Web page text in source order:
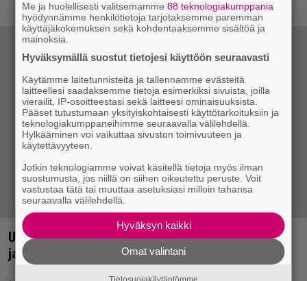
Uutistulva: QOTSA, Bon Jovi, Lou Reed, Disclosure
ja Nile Rodgers, Neneh Cherry
Me ja huolellisesti valitsemamme88 teknologiakumppania
hyödynnämme henkilötietoja tarjotaksemme paremman
käyttäjäkokemuksen sekä kohdentaaksemme sisältöä ja
mainoksia.
Hyväksymällä suostut tietojesi käyttöön seuraavasti
Käytämme laitetunnisteita ja tallennamme evästeitä
laitteellesi saadaksemme tietoja esimerkiksi sivuista, joilla
vierailit, IP-osoitteestasi sekä laitteesi ominaisuuksista.
Pääset tutustumaan yksityiskohtaisesti käyttötarkoituksiin ja
teknologiakumppaneihimme seuraavalla välilehdellä.
Hylkääminen voi vaikuttaa sivuston toimivuuteen ja
käytettävyyteen.
Jotkin teknologiamme voivat käsitellä tietoja myös ilman
suostumusta, jos niillä on siihen oikeutettu peruste. Voit
vastustaa tätä tai muuttaa asetuksiasi milloin tahansa
seuraavalla välilehdellä.
Hyväksyn kaikki
Omat valintani